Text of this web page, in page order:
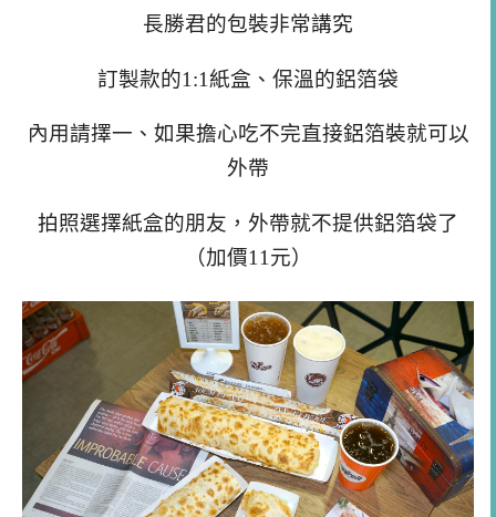
長勝君的包裝非常講究
訂製款的1:1紙盒、保溫的鋁箔袋
內用請擇一、如果擔心吃不完直接鋁箔裝就可以
外帶
拍照選擇紙盒的朋友，外帶就不提供鋁箔袋了
（加價11元）